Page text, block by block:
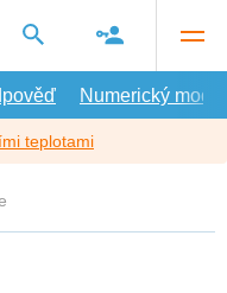
Numerický model
teplotami